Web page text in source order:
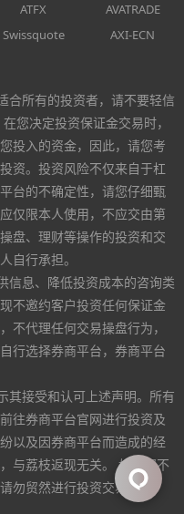
ATFX
AVATRADE
Swissquote AXI-ECN
合所有的投资者，请不要轻信
您决定投资保证金交易时，
投入的资金，因此，请您考
资。投资风险不仅来自于杠
台的不确定性，请您仔细甄
仅限本人使用，不应交由第
盘、理财等操作的投资和交
自行承担。
信息、降低投资成本的咨询类
不邀约客户投资任何保证金
不代理任何交易操盘行为，
行选择券商平台，券商平台
其接受和认可上述声明。所有
往券商平台官网进行投资及
以及因券商平台而造成的经
与荔枝返现无关。 如果您不
勿贸然进行投资交易。